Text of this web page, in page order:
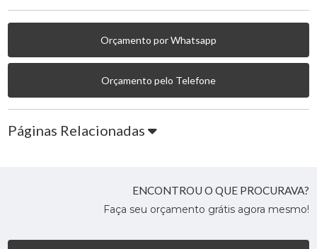
Orçamento por Whatsapp
Orçamento pelo Telefone
Páginas Relacionadas
ENCONTROU O QUE PROCURAVA?
Faça seu orçamento grátis agora mesmo!